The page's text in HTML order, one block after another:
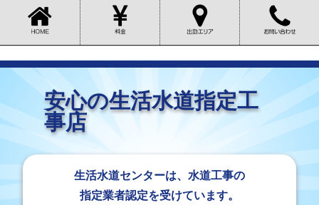
安心の生活水道指定工
事店
生活水道センターは、水道工事の
指定業者認定を受けています。